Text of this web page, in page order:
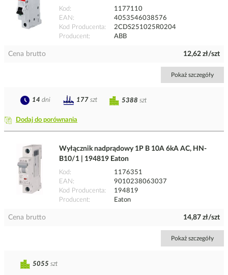
Kod
1177110
EAN
4053546038576
Kod Producenta
2CDS251025R0204
Producent
ABB
Cena brutto 12,62 zł/szt
Pokaż szczegóły
Dodaj do porównania
5388 szt
14 dni 177 szt
Wyłącznik nadprądowy 1P B 10A 6kA AC, HN-
B10/1 | 194819 Eaton
Kod
1176351
EAN
9010238063037
Kod Producenta
194819
Producent
Eaton
Cena brutto 14,87 zł/szt
Pokaż szczegóły
5055 szt